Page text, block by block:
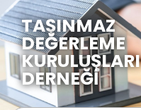
TAŞINMAZ
DEĞERLEME
KURULUŞLARI
DERNEĞİ